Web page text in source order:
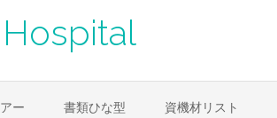
ー 書類ひな型 資機材リスト